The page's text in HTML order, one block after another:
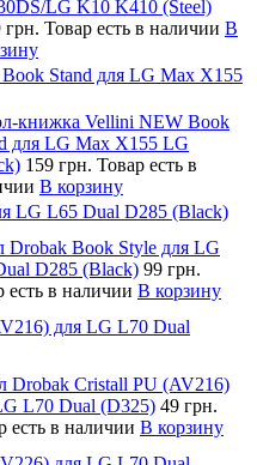
LG K10 K410 (Steel)
грн. Товар есть в наличии В
Stand для LG Max X155
книжка Vellini NEW Book
для LG Max X155 LG
159 грн. Товар есть в
В корзину
LG L65 Dual D285 (Black)
Drobak Book Style для LG
D285 (Black) 99 грн.
есть в наличии В корзину
для LG L70 Dual
Drobak Cristall PU (AV216)
L70 Dual (D325) 49 грн.
есть в наличии В корзину